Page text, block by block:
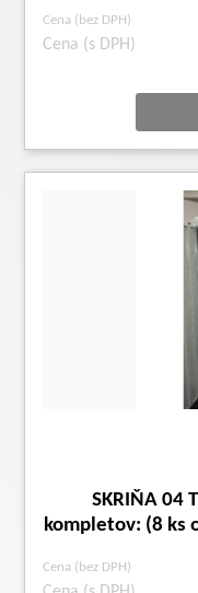
Cena (bez DPH)
Cena (s DPH)
SKRIŇA 04
kompletov: (8 ks
Cena (bez DPH)